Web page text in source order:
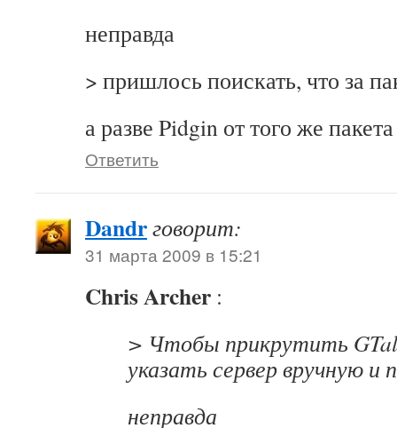
неправда
> пришлось поискать, что за
а разве Pidgin от того же
Ответить
Dandrговорит:
31 марта 2009 в 15:21
Chris Archer :
> Чтобы прикрутить
указать сервер вручную и
неправда